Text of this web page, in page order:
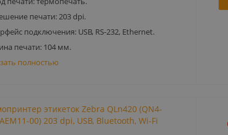
печати: 203 dpi.
подключения: USB, RS-232, Ethernet.
печати: 104 мм.
полностью
этикеток Zebra QLn420 (QN4-
00) 203 dpi, USB, Bluetooth, Wi-Fi